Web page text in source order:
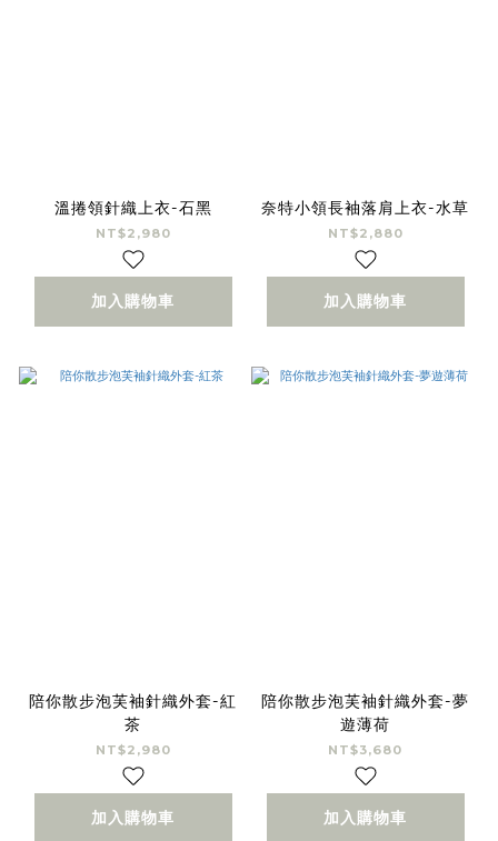
溫捲領針織上衣-石黑
NT$2,980
加入購物車
奈特小領長袖落肩上衣-水草
NT$2,880
加入購物車
陪你散步泡芙袖針織外套-紅
茶
NT$2,980
加入購物車
陪你散步泡芙袖針織外套-夢
遊薄荷
NT$3,680
加入購物車